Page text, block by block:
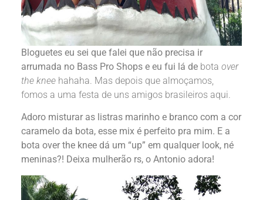
Bloguetes eu sei que falei que não precisa ir
arrumada no Bass Pro Shops e eu fui lá de bota over
the knee hahaha. Mas depois que almoçamos,
fomos a uma festa de uns amigos brasileiros aqui.
Adoro misturar as listras marinho e branco com a cor
caramelo da bota, esse mix é perfeito pra mim. E a
bota over the knee dá um “up” em qualquer look, né
meninas?! Deixa mulherão rs, o Antonio adora!